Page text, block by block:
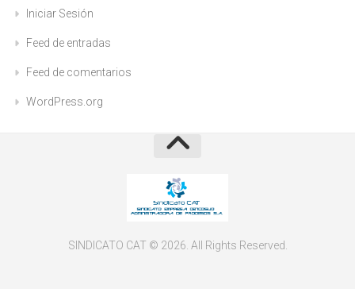
Iniciar Sesión
Feed de entradas
Feed de comentarios
WordPress.org
SINDICATO CAT © 2026. All Rights Reserved.